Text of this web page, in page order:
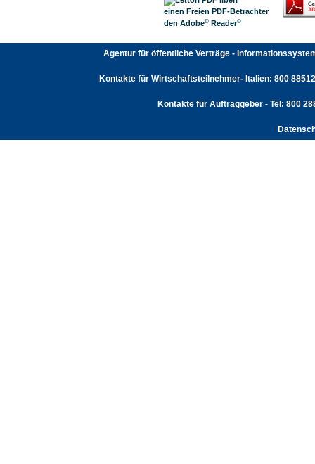
einen Freien PDF-Betrachter
den Adobe© Reader©
Agentur für öffentliche Verträge -
Kontakte für Wirtschaftsteilnehmer- Italien: 800
Kontakte für Auftraggeber - Tel: 800